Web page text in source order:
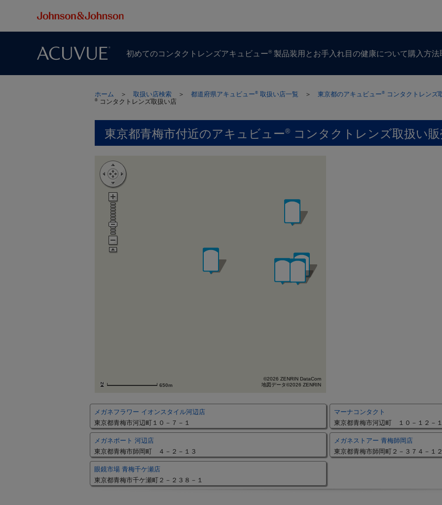
初めての​コンタクトレンズアキュビュー® 製品装用とお手入れ目の​健康に​ついて購入方​法
ホーム ＞ 取扱い店検索 ＞ 都道府県アキュビュー® 取扱い店一覧 ＞ 東京都のアキュビュー® コンタクトレンズ
® コンタクトレンズ取扱い店
東京都青梅市付近のアキュビュー® コンタクトレンズ取扱い
650m
©2026 ZENRIN DataCom
地図データ©2026 ZENRIN
メガネフラワー イオンスタイル河辺店
東京都青梅市河辺町１０－７－１
マーナコンタクト
東京都青梅市河辺町 １０－１２－
メガネポート 河辺店
東京都青梅市師岡町 ４－２－１３
メガネストアー 青梅師岡店
東京都青梅市師岡町２－３７４－１
眼鏡市場 青梅千ケ瀬店
東京都青梅市千ケ瀬町２－２３８－１